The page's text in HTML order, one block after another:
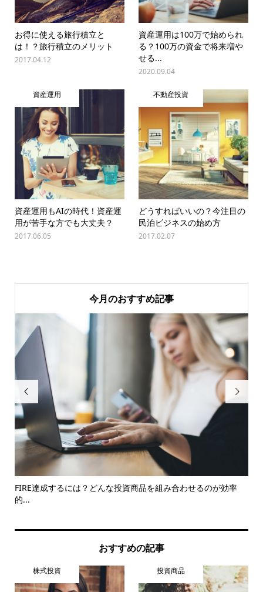
お得に使える旅行積立と
は！？旅行積立のメリット
2017.04.12
資産運用は100万で始められ
る？100万の資金で将来増や
せる...
2020.09.04
資産運用
資産運用もAIの時代！資産運
用が苦手な方でも大丈夫？
2017.06.05
不動産投資
どうすればいいの？今注目の
民泊ビジネスの始め方
2017.02.07
今月のおすすめ記事

FIRE達成するには？どんな投資商品を組み合わせるのが効率
的...

おすすめの記事
株式投資 投資商品